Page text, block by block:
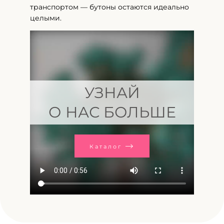
транспортом — бутоны остаются идеально
целыми.
УЗНАЙ
О НАС БОЛЬШЕ
Каталог